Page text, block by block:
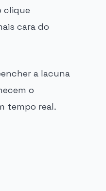
clique
cara do
a lacuna
o
tempo real.